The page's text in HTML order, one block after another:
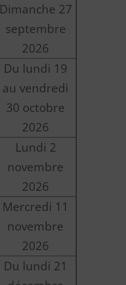
Dimanche 27
septembre
2026
Du lundi 19
au vendredi
30 octobre
2026
Lundi 2
novembre
2026
Mercredi 11
novembre
2026
Du lundi 21